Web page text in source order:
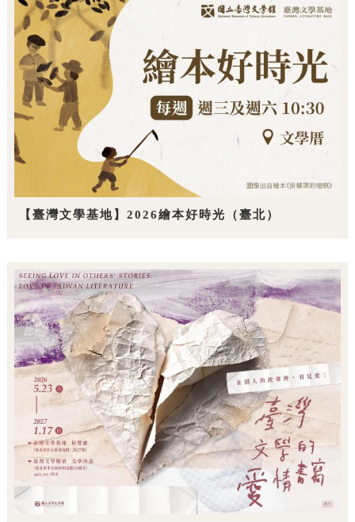
【臺灣文學基地】2026繪本好時光（臺北）